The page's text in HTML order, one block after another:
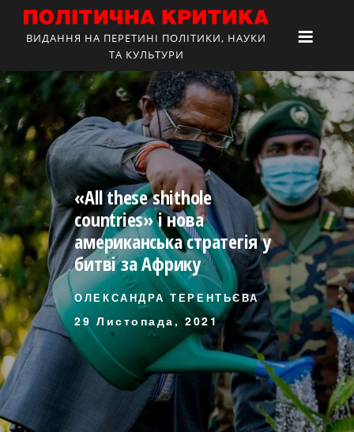
ВИДАННЯ НА ПЕРЕТИНІ ПОЛІТИКИ, НАУКИ
ТА КУЛЬТУРИ
«All these shithole
countries» і нова
американська стратегія у
битві за Африку
ОЛЕКСАНДРА ТЕРЕНТЬЄВА
29 Листопада, 2021